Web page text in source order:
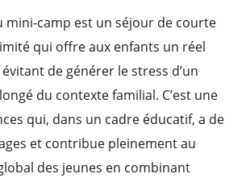
mini-camp est un séjour de courte
qui offre aux enfants un réel
de générer le stress d’un
du contexte familial. C’est une
qui, dans un cadre éducatif, a de
et contribue pleinement au
des jeunes en combinant